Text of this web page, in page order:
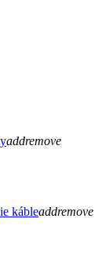
addremove
kábleaddremove